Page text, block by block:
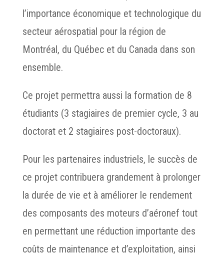
l’importance économique et technologique du
secteur aérospatial pour la région de
Montréal, du Québec et du Canada dans son
ensemble.
Ce projet permettra aussi la formation de 8
étudiants (3 stagiaires de premier cycle, 3 au
doctorat et 2 stagiaires post-doctoraux).
Pour les partenaires industriels, le succès de
ce projet contribuera grandement à prolonger
la durée de vie et à améliorer le rendement
des composants des moteurs d’aéronef tout
en permettant une réduction importante des
coûts de maintenance et d’exploitation, ainsi